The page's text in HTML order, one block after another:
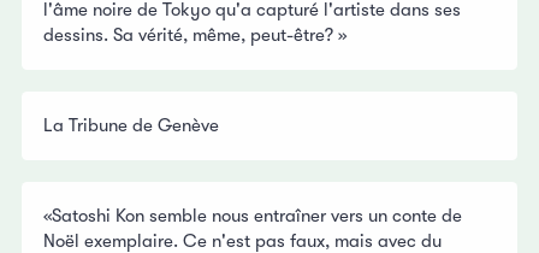
l'âme noire de Tokyo qu'a capturé l'artiste dans ses
dessins. Sa vérité, même, peut-être? »
La Tribune de Genève
«Satoshi Kon semble nous entraîner vers un conte de
Noël exemplaire. Ce n'est pas faux, mais avec du